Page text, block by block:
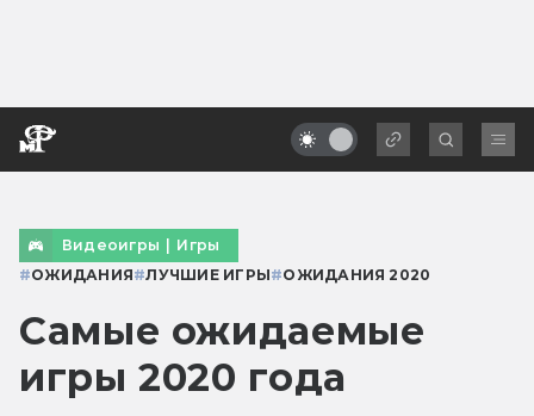
Видеоигры | Игры
#ОЖИДАНИЯ#ЛУЧШИЕ ИГРЫ#ОЖИДАНИЯ 2020
Самые ожидаемые
игры 2020 года